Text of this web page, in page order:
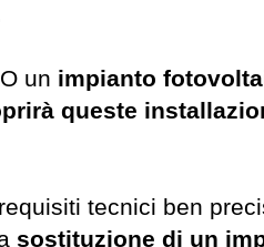
un impianto
queste
tecnici ben
sostituzione di un